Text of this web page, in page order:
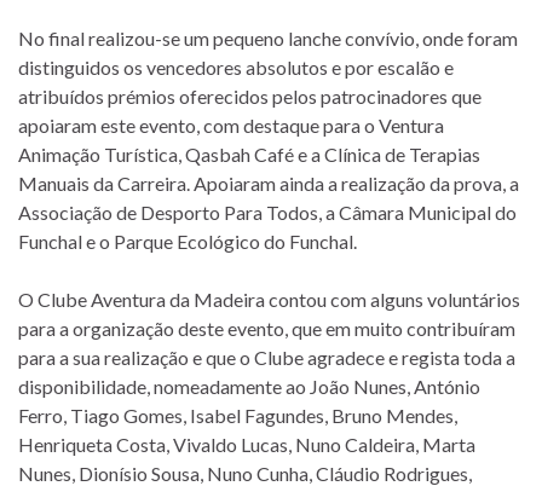
No final realizou-se um pequeno lanche convívio, onde foram
distinguidos os vencedores absolutos e por escalão e
atribuídos prémios oferecidos pelos patrocinadores que
apoiaram este evento, com destaque para o Ventura
Animação Turística, Qasbah Café e a Clínica de Terapias
Manuais da Carreira. Apoiaram ainda a realização da prova, a
Associação de Desporto Para Todos, a Câmara Municipal do
Funchal e o Parque Ecológico do Funchal.
O Clube Aventura da Madeira contou com alguns voluntários
para a organização deste evento, que em muito contribuíram
para a sua realização e que o Clube agradece e regista toda a
disponibilidade, nomeadamente ao João Nunes, António
Ferro, Tiago Gomes, Isabel Fagundes, Bruno Mendes,
Henriqueta Costa, Vivaldo Lucas, Nuno Caldeira, Marta
Nunes, Dionísio Sousa, Nuno Cunha, Cláudio Rodrigues,